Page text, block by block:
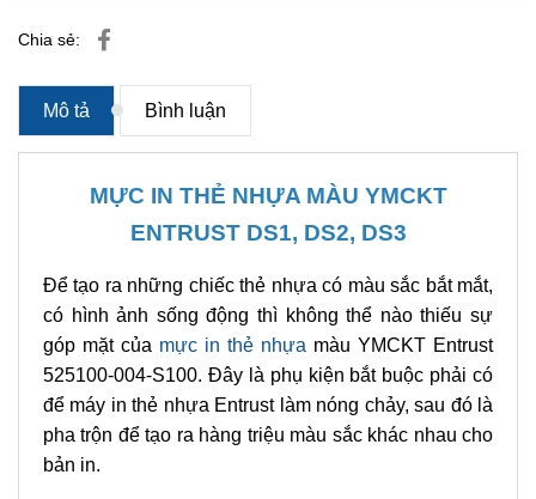
Chia sẻ:
Mô tả Bình luận
MỰC IN THẺ NHỰA MÀU YMCKT
ENTRUST DS1, DS2, DS3
Để tạo ra những chiếc thẻ nhựa có màu sắc bắt mắt,
có hình ảnh sống động thì không thể nào thiếu sự
góp mặt của mực in thẻ nhựa màu YMCKT Entrust
525100-004-S100. Đây là phụ kiện bắt buộc phải có
để máy in thẻ nhựa Entrust làm nóng chảy, sau đó là
pha trộn để tạo ra hàng triệu màu sắc khác nhau cho
bản in.